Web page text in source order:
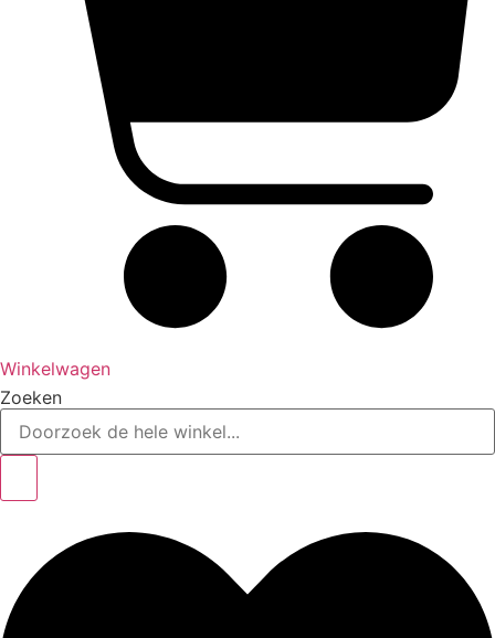
Winkelwagen
Zoeken